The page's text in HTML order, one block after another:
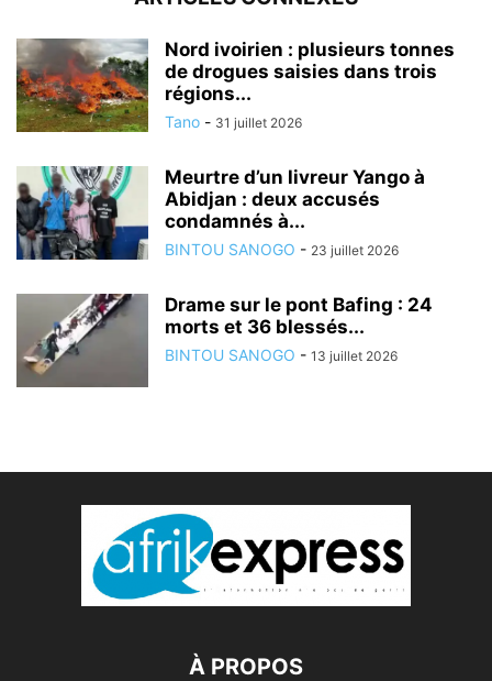
Nord ivoirien : plusieurs tonnes
de drogues saisies dans trois
régions...
Tano - 31 juillet 2026
Meurtre d’un livreur Yango à
Abidjan : deux accusés
condamnés à...
BINTOU SANOGO - 23 juillet 2026
Drame sur le pont Bafing : 24
morts et 36 blessés...
BINTOU SANOGO - 13 juillet 2026
À PROPOS